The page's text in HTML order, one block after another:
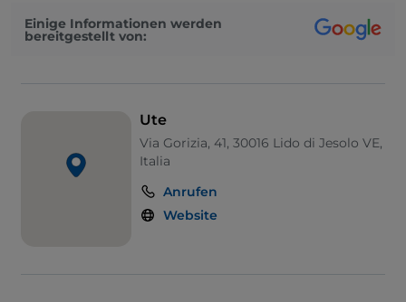
Einige Informationen werden
bereitgestellt von:
Ute
Via Gorizia, 41, 30016 Lido di Jesolo VE,
Italia
Anrufen
Website